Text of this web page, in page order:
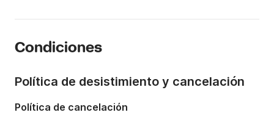
Tripulación:6 miembros
Condiciones
Política de desistimiento y cancelación
Política de cancelación